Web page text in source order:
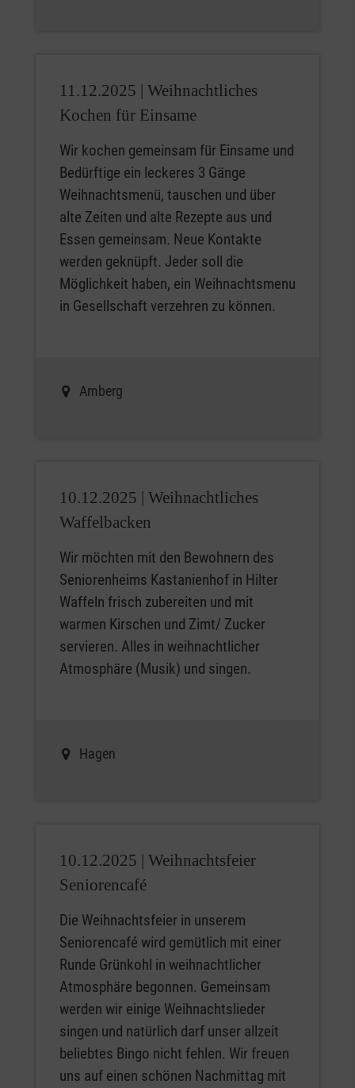
11.12.2025 | Weihnachtliches
Kochen für Einsame
Wir kochen gemeinsam für Einsame und
Bedürftige ein leckeres 3 Gänge
Weihnachtsmenü, tauschen und über
alte Zeiten und alte Rezepte aus und
Essen gemeinsam. Neue Kontakte
werden geknüpft. Jeder soll die
Möglichkeit haben, ein Weihnachtsmenu
in Gesellschaft verzehren zu können.
Amberg
10.12.2025 | Weihnachtliches
Waffelbacken
Wir möchten mit den Bewohnern des
Seniorenheims Kastanienhof in Hilter
Waffeln frisch zubereiten und mit
warmen Kirschen und Zimt/ Zucker
servieren. Alles in weihnachtlicher
Atmosphäre (Musik) und singen.
Hagen
10.12.2025 | Weihnachtsfeier
Seniorencafé
Die Weihnachtsfeier in unserem
Seniorencafé wird gemütlich mit einer
Runde Grünkohl in weihnachtlicher
Atmosphäre begonnen. Gemeinsam
werden wir einige Weihnachtslieder
singen und natürlich darf unser allzeit
beliebtes Bingo nicht fehlen. Wir freuen
uns auf einen schönen Nachmittag mit